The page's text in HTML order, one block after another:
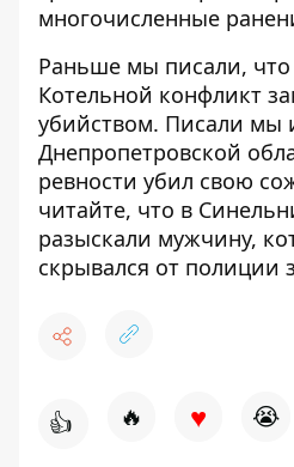
многочисленные
Раньше мы писали, что
Котельной конфликт
убийством. Писали мы
Днепропетровской
ревности убил свою
читайте, что в
разыскали мужчину,
скрывался от полиции
👍 🔥 ♥ 😭